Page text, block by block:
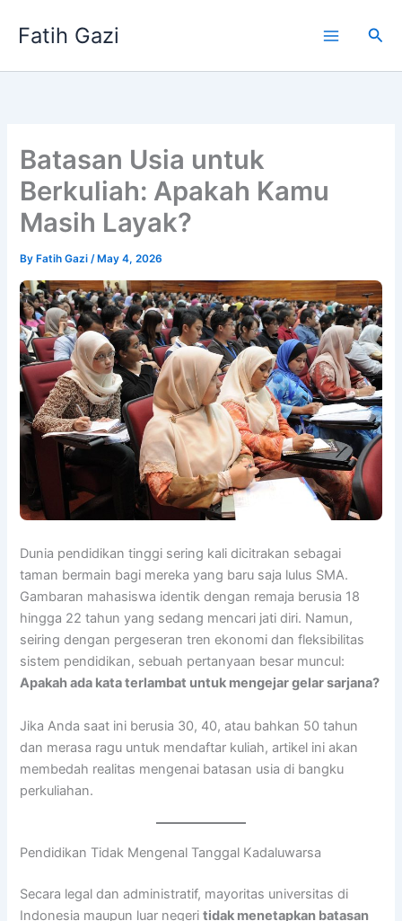
Fatih Gazi
Batasan Usia untuk
Berkuliah: Apakah Kamu
Masih Layak?
By Fatih Gazi/ May 4, 2026
Dunia pendidikan tinggi sering kali dicitrakan sebagai
taman bermain bagi mereka yang baru saja lulus SMA.
Gambaran mahasiswa identik dengan remaja berusia 18
hingga 22 tahun yang sedang mencari jati diri. Namun,
seiring dengan pergeseran tren ekonomi dan fleksibilitas
sistem pendidikan, sebuah pertanyaan besar muncul:
Apakah ada kata terlambat untuk mengejar gelar sarjana?
Jika Anda saat ini berusia 30, 40, atau bahkan 50 tahun
dan merasa ragu untuk mendaftar kuliah, artikel ini akan
membedah realitas mengenai batasan usia di bangku
perkuliahan.
Pendidikan Tidak Mengenal Tanggal Kadaluwarsa
Secara legal dan administratif, mayoritas universitas di
Indonesia maupun luar negeritidak menetapkan batasan